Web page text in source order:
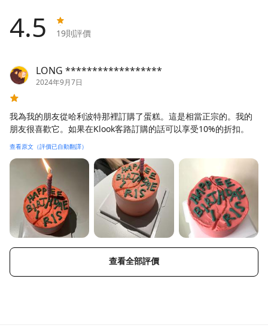
4.5 19則評價
LONG ******************
2024年9月7日
我為我的朋友從哈利波特那裡訂購了蛋糕。這是相當正宗的。我的
朋友很喜歡它。如果在Klook客路訂購的話可以享受10%的折扣。
查看原文（評價已自動翻譯）
查看全部評價